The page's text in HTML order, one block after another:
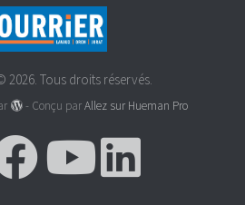
2026. Tous droits réservés.
- Conçu parAllez sur Hueman Pro